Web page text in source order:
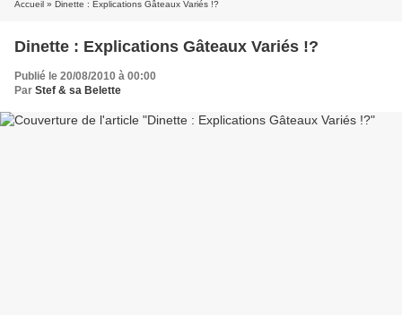
Accueil » Dinette : Explications Gâteaux Variés !?
Dinette : Explications Gâteaux Variés !?
Publié le 20/08/2010 à 00:00
Par Stef & sa Belette